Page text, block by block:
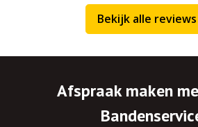
Bekijk alle reviews
Afspraak maken